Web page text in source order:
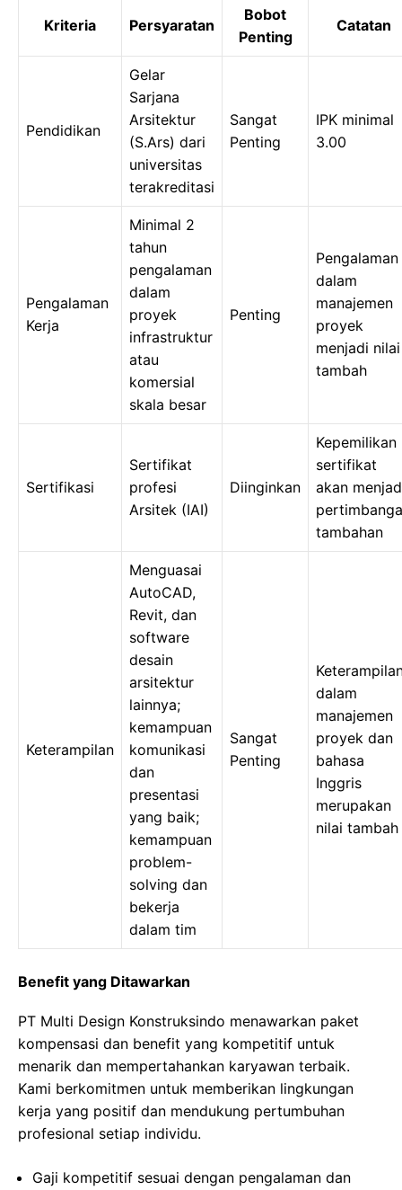
Kriteria Persyaratan
Bobot
Penting
Catatan
Pendidikan
Gelar
Sarjana
Arsitektur
(S.Ars) dari
universitas
terakreditasi
Sangat
Penting
IPK minimal
3.00
Pengalaman
Kerja
Minimal 2
tahun
pengalaman
dalam
proyek
infrastruktur
atau
komersial
skala besar
Penting
Pengalaman
dalam
manajemen
proyek
menjadi nilai
tambah
Sertifikasi
Sertifikat
profesi
Arsitek (IAI)
Diinginkan
Kepemilikan
sertifikat
akan
tambahan
Keterampilan
Menguasai
AutoCAD,
Revit, dan
software
desain
arsitektur
lainnya;
kemampuan
komunikasi
dan
presentasi
yang baik;
kemampuan
problem-
solving dan
bekerja
dalam tim
Sangat
Penting
dalam
manajemen
proyek dan
bahasa
Inggris
merupakan
nilai tambah
Benefit yang Ditawarkan
PT Multi Design Konstruksindo menawarkan paket
kompensasi dan benefit yang kompetitif untuk
menarik dan mempertahankan karyawan terbaik.
Kami berkomitmen untuk memberikan lingkungan
kerja yang positif dan mendukung pertumbuhan
profesional setiap individu.
Gaji kompetitif sesuai dengan pengalaman dan